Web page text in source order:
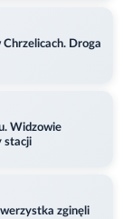
Droga
Widzowie
stacji
zginęli